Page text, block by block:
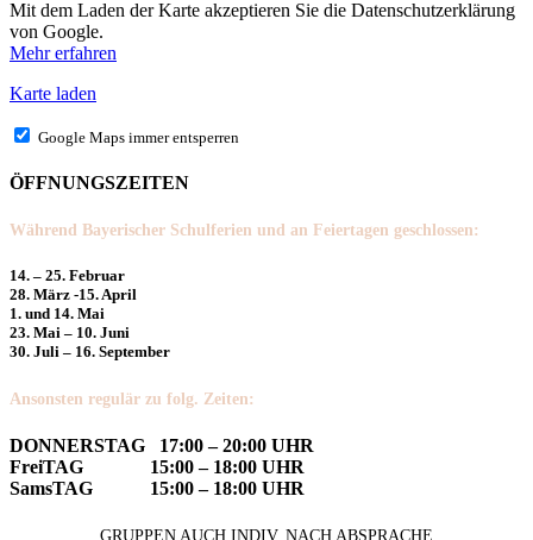
Mit dem Laden der Karte akzeptieren Sie die Datenschutzerklärung
von Google.
Mehr erfahren
Karte laden
Google Maps immer entsperren
ÖFFNUNGSZEITEN
Während Bayerischer Schulferien und an Feiertagen geschlossen:
14. – 25. Februar
28. März -15. April
1. und 14. Mai
23. Mai – 10. Juni
30. Juli – 16. September
Ansonsten regulär zu folg. Zeiten:
DONNERSTAG 17:00 – 20:00 UHR
FreiTAG 15:00 – 18:00 UHR
SamsTAG 15:00 – 18:00 UHR
GRUPPEN AUCH INDIV. NACH ABSPRACHE